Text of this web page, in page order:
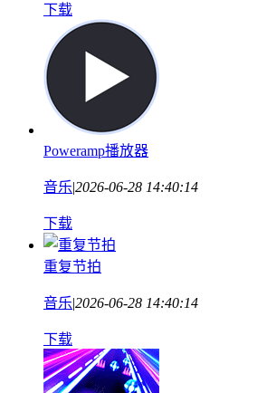
下载
Poweramp播放器
音乐|2026-06-28 14:40:14
下载
重复节拍
音乐|2026-06-28 14:40:14
下载